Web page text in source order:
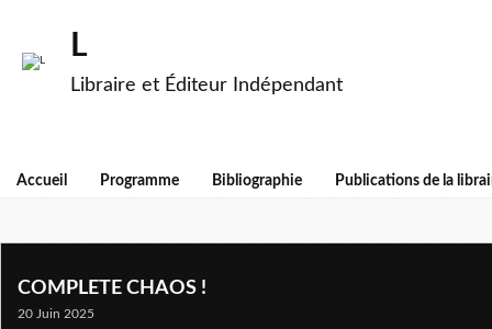
L
Libraire et Éditeur Indépendant
Accueil Programme Bibliographie Publications de la
COMPLETE CHAOS !
20 Juin 2025